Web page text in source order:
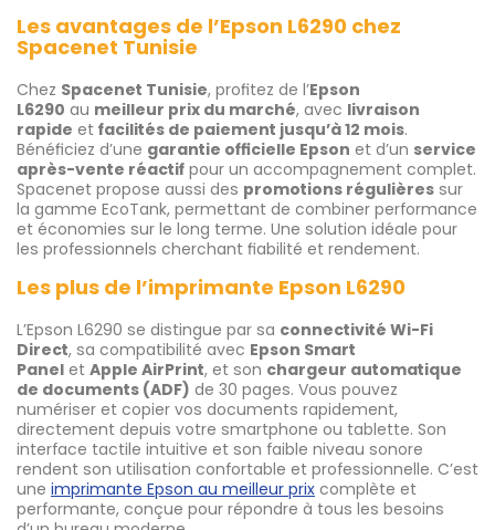
Les avantages de l’Epson L6290 chez
Spacenet Tunisie
Chez Spacenet Tunisie, profitez de l’Epson
L6290 au meilleur prix du marché, avec livraison
rapide et facilités de paiement jusqu’à 12 mois.
Bénéficiez d’une garantie officielle Epson et d’un service
après-vente réactif pour un accompagnement complet.
Spacenet propose aussi des promotions régulières sur
la gamme EcoTank, permettant de combiner performance
et économies sur le long terme. Une solution idéale pour
les professionnels cherchant fiabilité et rendement.
Les plus de l’imprimante Epson L6290
L’Epson L6290 se distingue par sa connectivité Wi-Fi
Direct, sa compatibilité avec Epson Smart
Panel et Apple AirPrint, et son chargeur automatique
de documents (ADF) de 30 pages. Vous pouvez
numériser et copier vos documents rapidement,
directement depuis votre smartphone ou tablette. Son
interface tactile intuitive et son faible niveau sonore
rendent son utilisation confortable et professionnelle. C’est
une imprimante Epson au meilleur prix complète et
performante, conçue pour répondre à tous les besoins